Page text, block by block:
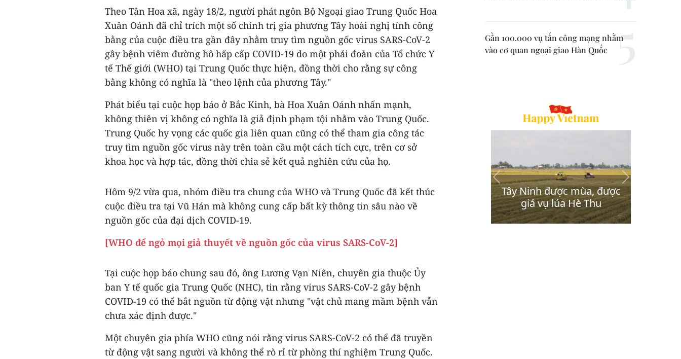
Theo Tân Hoa xã, ngày 18/2, người phát ngôn Bộ Ngoại giao Trung Quốc Hoa
Xuân Oánh đã chỉ trích một số chính trị gia phương Tây hoài nghị tính công
bằng của cuộc điều tra gần đây nhằm truy tìm nguồn gốc virus SARS-CoV-2
gây bệnh viêm đường hô hấp cấp COVID-19 do một phái đoàn của Tổ chức Y
tế Thế giới (WHO) tại Trung Quốc thực hiện, đồng thời cho rằng sự công
bằng không có nghĩa là "theo lệnh của phương Tây."
Phát biểu tại cuộc họp báo ở Bắc Kinh, bà Hoa Xuân Oánh nhấn mạnh,
không thiên vị không có nghĩa là giả định phạm tội nhằm vào Trung Quốc.
Trung Quốc hy vọng các quốc gia liên quan cũng có thể tham gia công tác
truy tìm nguồn gốc virus này trên toàn cầu một cách tích cực, trên cơ sở
khoa học và hợp tác, đồng thời chia sẻ kết quả nghiên cứu của họ.
Hôm 9/2 vừa qua, nhóm điều tra chung của WHO và Trung Quốc đã kết thúc
cuộc điều tra tại Vũ Hán mà không cung cấp bất kỳ thông tin sâu nào về
nguồn gốc của đại dịch COVID-19.
[WHO để ngỏ mọi giả thuyết về nguồn gốc của virus SARS-CoV-2]
Tại cuộc họp báo chung sau đó, ông Lương Vạn Niên, chuyên gia thuộc Ủy
ban Y tế quốc gia Trung Quốc (NHC), tin rằng virus SARS-CoV-2 gây bệnh
COVID-19 có thể bắt nguồn từ động vật nhưng "vật chủ mang mầm bệnh vẫn
chưa xác định được."
Một chuyên gia phía WHO cũng nói rằng virus SARS-CoV-2 có thể đã truyền
từ động vật sang người và không thể rò rỉ từ phòng thí nghiệm Trung Quốc.
Gần 100.000 vụ tấn công mạng nhằm
vào cơ quan ngoại giao Hàn Quốc